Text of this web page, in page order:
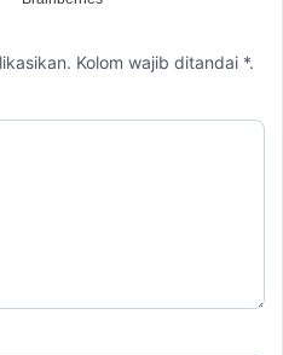
Kolom wajib ditandai *.